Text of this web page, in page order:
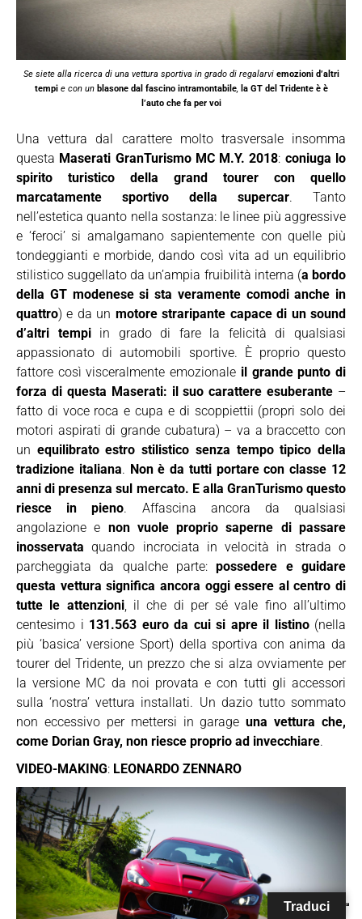
Se siete alla ricerca di una vettura sportiva in grado di regalarvi emozioni d’altri
tempie con un blasone dal fascino intramontabile, la GT del Tridente è è
l’auto che fa per voi
Una vettura dal carattere molto trasversale insomma
questa Maserati GranTurismo MC M.Y. 2018: coniuga lo
spirito turistico della grand tourer con quello
marcatamente sportivo della supercar. Tanto
nell’estetica quanto nella sostanza: le linee più aggressive
e ‘feroci’ si amalgamano sapientemente con quelle più
tondeggianti e morbide, dando così vita ad un equilibrio
stilistico suggellato da un’ampia fruibilità interna (a bordo
della GT modenese si sta veramente comodi anche in
quattro) e da un motore straripante capace di un sound
d’altri tempiin grado di fare la felicità di qualsiasi
appassionato di automobili sportive. È proprio questo
fattore così visceralmente emozionale il grande punto di
forza di questa Maserati: il suo carattere esuberante –
fatto di voce roca e cupa e di scoppiettii (propri solo dei
motori aspirati di grande cubatura) – va a braccetto con
un equilibrato estro stilistico senza tempo tipico della
tradizione italiana. Non è da tutti portare con classe 12
anni di presenza sul mercato. E alla GranTurismo questo
riesce in pieno. Affascina ancora da qualsiasi
angolazione e non vuole proprio saperne di passare
inosservata quando incrociata in velocità in strada o
parcheggiata da qualche parte:possedere e guidare
questa vettura significa ancora oggi essere al centro di
tutte le attenzioni, il che di per sé vale fino all’ultimo
centesimo i 131.563 euro da cui si apre il listino(nella
più ‘basica’ versione Sport) della sportiva con anima da
tourer del Tridente, un prezzo che si alza ovviamente per
la versione MC da noi provata e con tutti gli accessori
sulla ‘nostra’ vettura installati. Un dazio tutto sommato
non eccessivo per mettersi in garageuna vettura che,
come Dorian Gray, non riesce proprio ad invecchiare.
VIDEO-MAKING: LEONARDO ZENNARO
Traduci